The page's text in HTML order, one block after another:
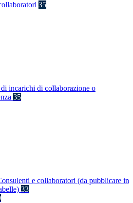
35
incarichi di collaborazione o
35
e collaboratori (da pubblicare in
33